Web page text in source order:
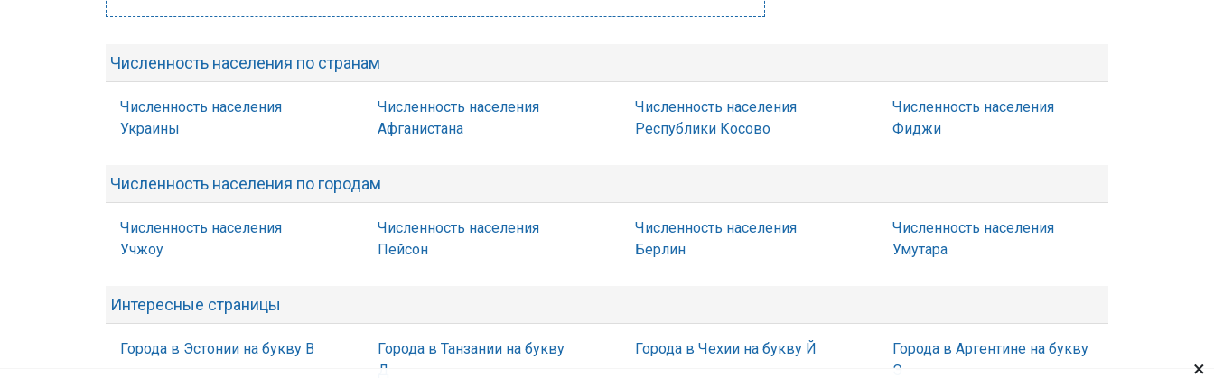
Численность населения по странам
Численность населения
Украины
Численность населения
Афганистана
Численность населения
Республики Косово
Численность населения
Фиджи
Численность населения по городам
Численность населения
Учжоу
Численность населения
Пейсон
Численность населения
Берлин
Численность населения
Умутара
Интересные страницы
Города в Эстонии на букву В
Города в Танзании на букву
Д
Города в Чехии на букву Й
Города в Аргентине на букву
Э
×